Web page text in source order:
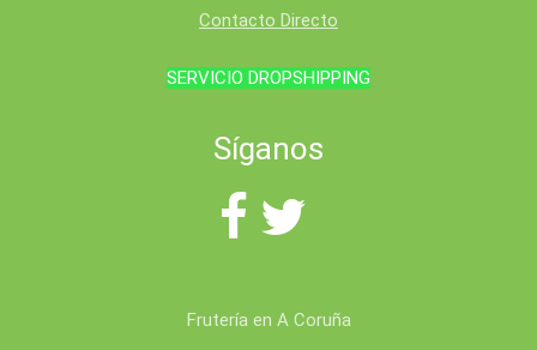
Contacto Directo
SERVICIO DROPSHIPPING
Síganos
Frutería en A Coruña